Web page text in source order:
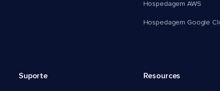
Hospedagem AWS
Hospedagem Google
Suporte Resources